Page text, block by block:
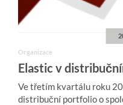
Organizace
Elastic v
Ve třetím kvartálu roku
distribuční portfolio o